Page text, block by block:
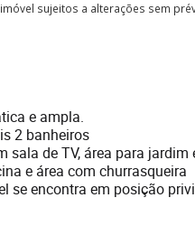
sujeitos a alterações sem
e ampla.
2 banheiros
sala de TV, área para jardim
e área com churrasqueira
se encontra em posição